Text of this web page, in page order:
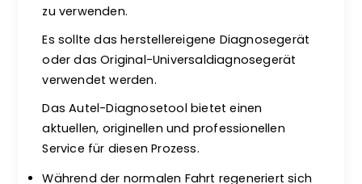
zu verwenden.
Es sollte das herstellereigene Diagnosegerät
oder das Original-Universaldiagnosegerät
verwendet werden.
Das Autel-Diagnosetool bietet einen
aktuellen, originellen und professionellen
Service für diesen Prozess.
Während der normalen Fahrt regeneriert sich